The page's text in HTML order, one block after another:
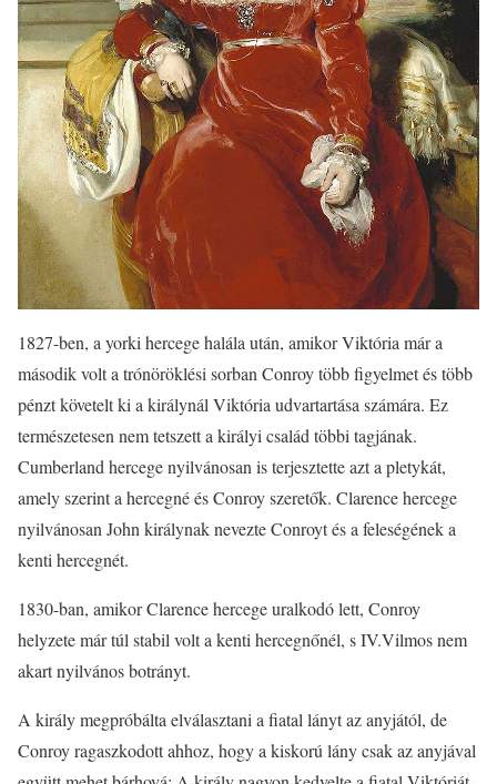
1827-ben, a yorki hercege halála után, amikor Viktória már a
második volt a trónöröklési sorban Conroy több figyelmet és több
pénzt követelt ki a királynál Viktória udvartartása számára. Ez
természetesen nem tetszett a királyi család többi tagjának.
Cumberland hercege nyilvánosan is terjesztette azt a pletykát,
amely szerint a hercegné és Conroy szeretők. Clarence hercege
nyilvánosan John királynak nevezte Conroyt és a feleségének a
kenti hercegnét.
1830-ban, amikor Clarence hercege uralkodó lett, Conroy
helyzete már túl stabil volt a kenti hercegnőnél, s IV.Vilmos nem
akart nyilvános botrányt.
A király megpróbálta elválasztani a fiatal lányt az anyjától, de
Conroy ragaszkodott ahhoz, hogy a kiskorú lány csak az anyjával